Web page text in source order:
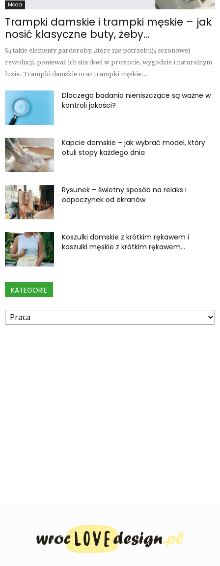
Moda
Trampki damskie i trampki męskie – jak
nosić klasyczne buty, żeby...
Są takie elementy garderoby, które nie potrzebują sezonowej
rewolucji, ponieważ ich siła tkwi w prostocie, wygodzie i naturalnym
luzie. Trampki damskie oraz trampki męskie...
Dlaczego badania nieniszczące są ważne w
kontroli jakości?
Kapcie damskie – jak wybrać model, który
otuli stopy każdego dnia
Rysunek – świetny sposób na relaks i
odpoczynek od ekranów
Koszulki damskie z krótkim rękawem i
koszulki męskie z krótkim rękawem...
KATEGORIE
Kategorie